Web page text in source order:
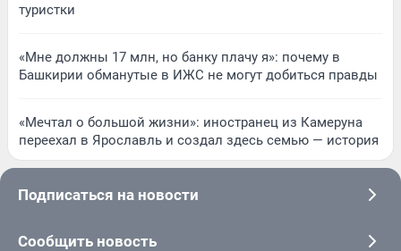
туристки
«Мне должны 17 млн, но банку плачу я»: почему в
Башкирии обманутые в ИЖС не могут добиться правды
«Мечтал о большой жизни»: иностранец из Камеруна
переехал в Ярославль и создал здесь семью — история
Подписаться на новости
Сообщить новость